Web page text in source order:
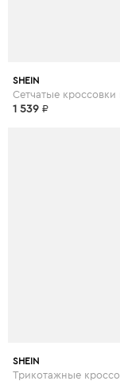
SHEIN
1 539 ₽
SHEIN